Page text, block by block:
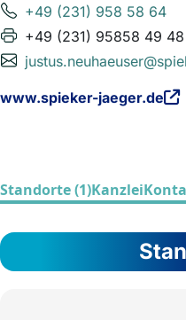
+49 (231) 958 58 64
+49 (231) 95858 49 48
www.spieker-jaeger.de
Standorte (1)Kanzlei